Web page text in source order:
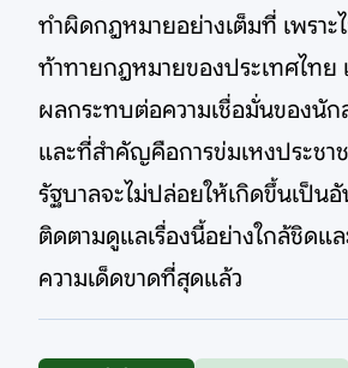
ทำผิดกฎหมายอย่างเต็มที่ เพราะ
ท้าทายกฎหมายของประเทศไทย
ผลกระทบต่อความเชื่อมั่นของนัก
และที่สำคัญคือการข่มเหงประชา
รัฐบาลจะไม่ปล่อยให้เกิดขึ้นเป็น
ติดตามดูแลเรื่องนี้อย่างใกล้ชิดแ
ความเด็ดขาดที่สุดแล้ว